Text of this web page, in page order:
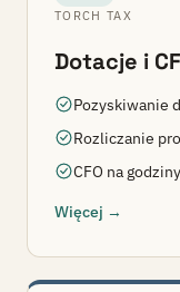
TORCH TAX
Dotacje i
Pozyskiwanie
Rozliczanie
CFO na
Więcej →